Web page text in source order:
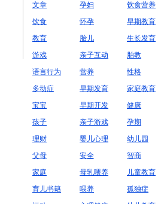
文章 孕妇
饮食营养
饮食
怀孕
早期教育
教育
胎儿
生长发育
游戏
亲子互动
胎教
语言行为
营养
性格
多动症
早期发育
家庭教育
宝宝
早期开发
健康
孩子
亲子游戏
孕期
理财
婴儿心理
幼儿园
父母
安全
智商
家庭
母乳喂养
儿童教育
育儿书籍
喂养
孤独症